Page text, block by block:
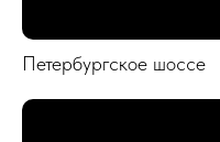
Петербургское шоссе